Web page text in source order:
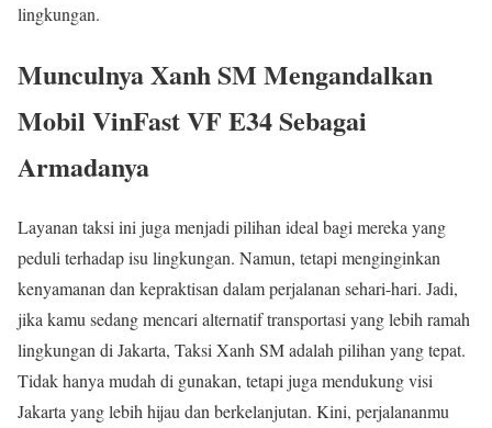
lingkungan.
Munculnya Xanh SM Mengandalkan
Mobil VinFast VF E34 Sebagai
Armadanya
Layanan taksi ini juga menjadi pilihan ideal bagi mereka yang
peduli terhadap isu lingkungan. Namun, tetapi menginginkan
kenyamanan dan kepraktisan dalam perjalanan sehari-hari. Jadi,
jika kamu sedang mencari alternatif transportasi yang lebih ramah
lingkungan di Jakarta, Taksi Xanh SM adalah pilihan yang tepat.
Tidak hanya mudah di gunakan, tetapi juga mendukung visi
Jakarta yang lebih hijau dan berkelanjutan. Kini, perjalananmu